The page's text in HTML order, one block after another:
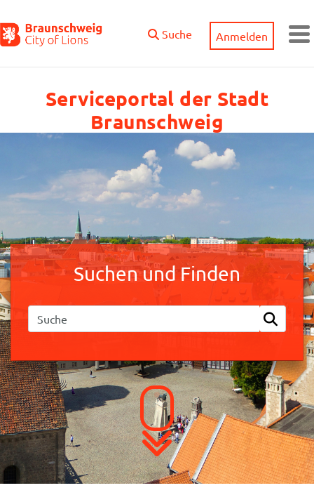
Suche
Anmelden
Serviceportal der Stadt
Braunschweig